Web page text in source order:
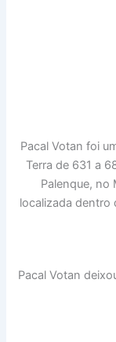
Pacal Votan foi
Terra de 631 a
Palenque, no
localizada dentro
Pacal Votan